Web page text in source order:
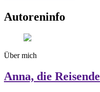
Autoreninfo
Über mich
Anna, die Reisende